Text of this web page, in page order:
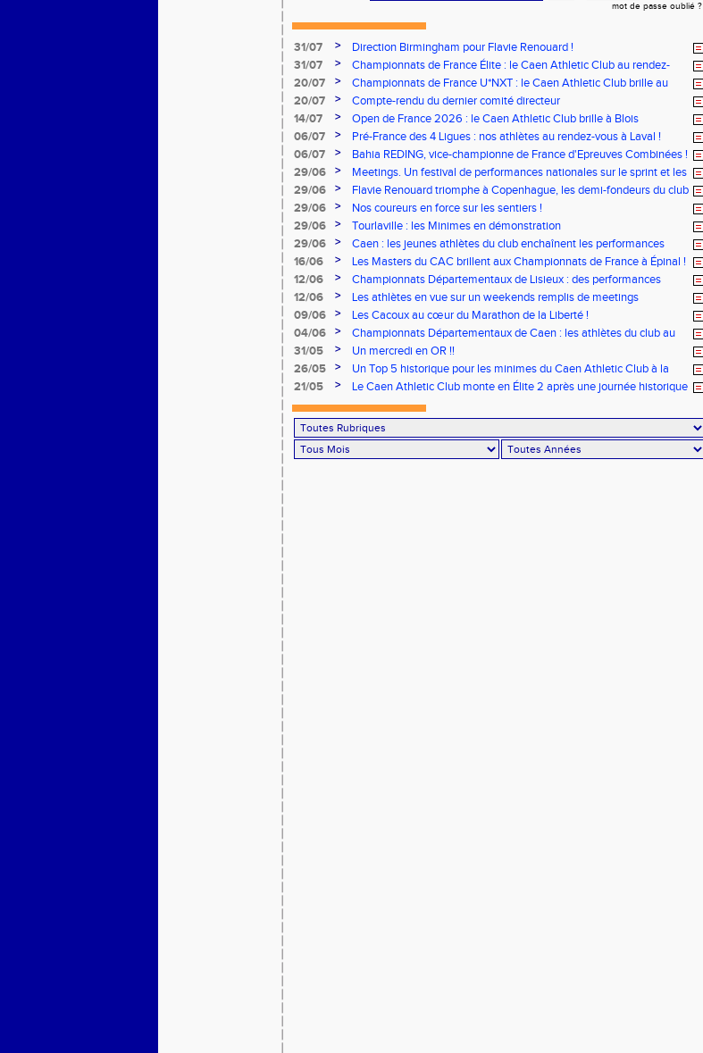
mot de passe oublié ?
31/07 >
Direction Birmingham pour Flavie Renouard !
31/07
>
Championnats de France Élite : le Caen Athletic Club au rendez-
vous à Albi !
20/07 >
Championnats de France U*NXT : le Caen Athletic Club brille au
Stade Charléty !
20/07 >
Compte-rendu du dernier comité directeur
14/07
>
Open de France 2026 : le Caen Athletic Club brille à Blois
06/07
>
Pré-France des 4 Ligues : nos athlètes au rendez-vous à Laval !
06/07
>
Bahia REDING, vice-championne de France d'Epreuves Combinées !
29/06
>
Meetings. Un festival de performances nationales sur le sprint et les
concours
29/06 >
Flavie Renouard triomphe à Copenhague, les demi-fondeurs du club
brillent sur tous les fronts
29/06 >
Nos coureurs en force sur les sentiers !
29/06
>
Tourlaville : les Minimes en démonstration
29/06
>
Caen : les jeunes athlètes du club enchaînent les performances
16/06
>
Les Masters du CAC brillent aux Championnats de France à Épinal !
12/06
>
Championnats Départementaux de Lisieux : des performances
remarquables pour nos jeunes athlètes
12/06 >
Les athlètes en vue sur un weekends remplis de meetings
09/06
>
Les Cacoux au cœur du Marathon de la Liberté !
04/06
>
Championnats Départementaux de Caen : les athlètes du club au
rendez-vous
31/05 >
Un mercredi en OR !!
26/05
>
Un Top 5 historique pour les minimes du Caen Athletic Club à la
Finale Nationale Equip’Athlé !
21/05 >
Le Caen Athletic Club monte en Élite 2 après une journée historique